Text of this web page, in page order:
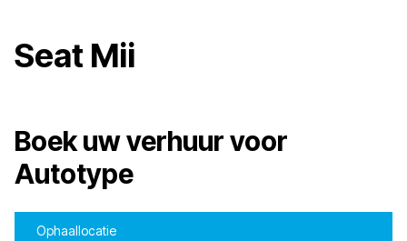
Seat Mii
Boek uw verhuur voor
Autotype
Ophaallocatie